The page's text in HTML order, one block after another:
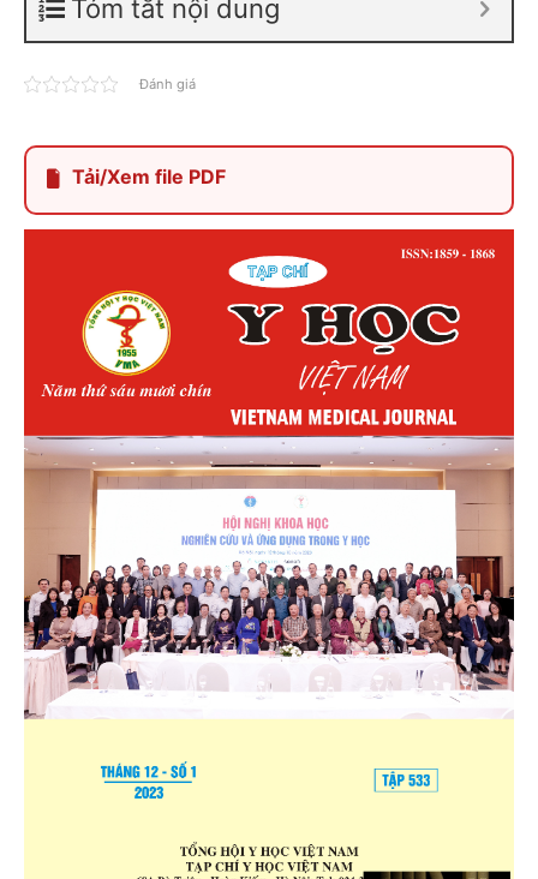
Tóm tắt nội dung
Đánh giá
Tải/Xem file PDF